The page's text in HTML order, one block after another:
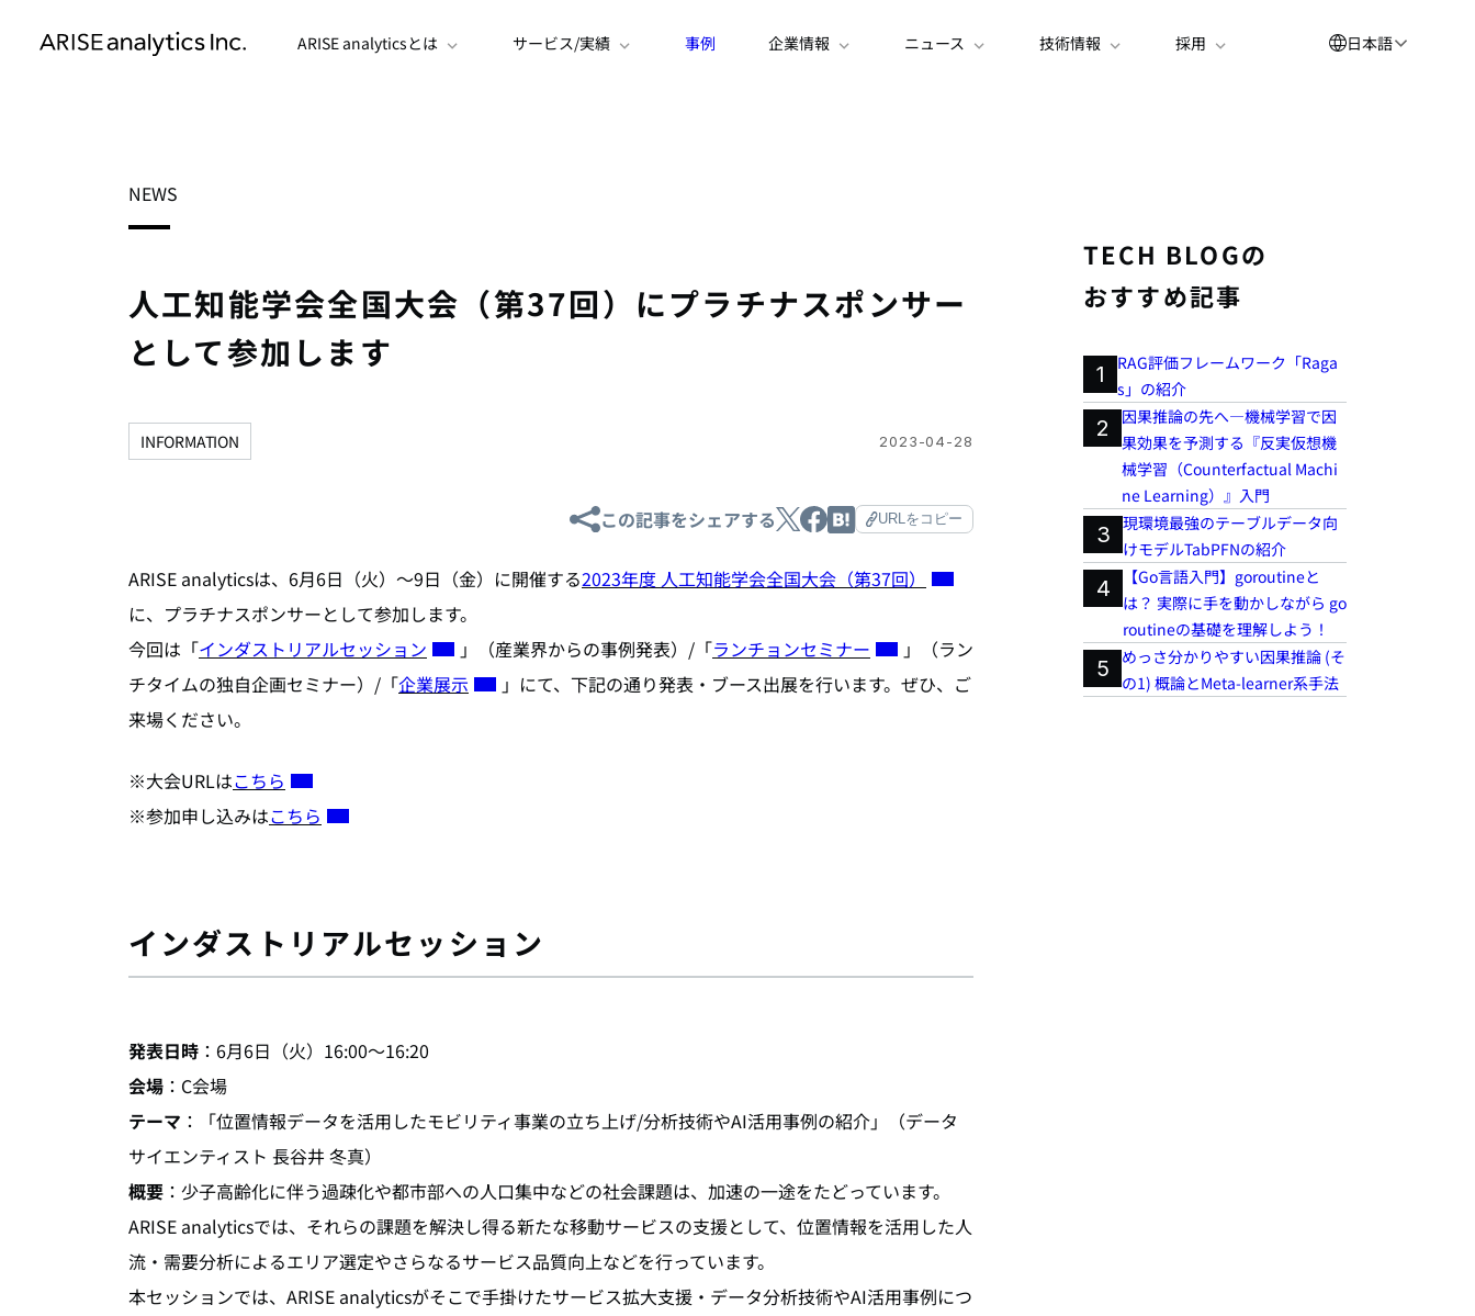
ARISE analyticsとは サービス/実績 事例 企業情報 ニュース 技術情報 採用 日本語
Português
NEWS
人工知能学会全国大会（第37回）にプラチナスポンサー
として参加します
INFORMATION 2023-04-28
この記事をシェアする URLをコピー
ARISE analyticsは、6月6日（火）～9日（金）に開催する2023年度 人工知能学会全国大会（第37回）
に、プラチナスポンサーとして参加します。
今回は「インダストリアルセッション 」（産業界からの事例発表）/「ランチョンセミナー
」（ラン
チタイムの独自企画セミナー）/「企業展示 」にて、下記の通り発表・ブース出展を行います。 ぜひ、ご
来場ください。
※大会URLはこちら
※参加申し込みはこちら
インダストリアルセッション
発表日時 ：6月6日（火）16:00～16:20
会場 ：C会場
テーマ ：「位置情報データを活用したモビリティ事業の立ち上げ/分析技術やAI活用事例の紹介」（データ
サイエンティスト 長谷井 冬真）
概要 ：少子高齢化に伴う過疎化や都市部への人口集中などの社会課題は、加速の一途をたどっています。
ARISE analyticsでは、それらの課題を解決し得る新たな移動サービスの支援として、位置情報を活用した人
流・需要分析によるエリア選定やさらなるサービス品質向上などを行っています。
本セッションでは、ARISE analyticsがそこで手掛けたサービス拡大支援・データ分析技術やAI活用事例につ
TECH BLOGの
おすすめ記事
1
RAG評価フレームワーク「Raga
s」の紹介
2
因果推論の先へ―機械学習で因
果効果を予測する『反実仮想機
械学習（Counterfactual Machi
ne Learning）』入門
3 現環境最強のテーブルデータ向
けモデルTabPFNの紹介
4
【Go言語入門】goroutineと
は？ 実際に手を動かしながら go
routineの基礎を理解しよう！
5
めっさ分かりやすい因果推論 (そ
の1) 概論とMeta-learner系手法